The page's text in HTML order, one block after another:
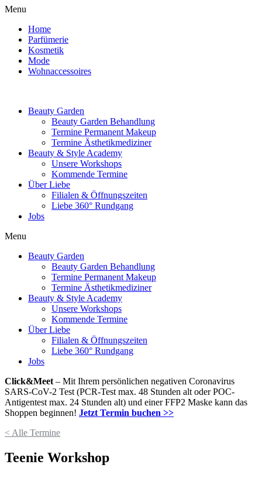
Menu
Home
Parfümerie
Kosmetik
Mode
Wohnaccessoires
Beauty Garden
Beauty Garden Behandlung
Termine Permanent Makeup
Termine Ästhetikmediziner
Beauty & Style Academy
Unsere Workshops
Kommende Termine
Über Liebe
Filialen & Öffnungszeiten
Liebe 360° Rundgang
Jobs
Menu
Beauty Garden
Beauty Garden Behandlung
Termine Permanent Makeup
Termine Ästhetikmediziner
Beauty & Style Academy
Unsere Workshops
Kommende Termine
Über Liebe
Filialen & Öffnungszeiten
Liebe 360° Rundgang
Jobs
Click&Meet – Mit Ihrem persönlichen negativen Coronavirus
SARS-CoV-2 Test (PCR-Test max. 48 Stunden alt oder POC-
Antigentest max. 24 Stunden alt) und einer FFP2 Maske kann das
Shoppen beginnen! Jetzt Termin buchen >>
< Alle Termine
Teenie Workshop